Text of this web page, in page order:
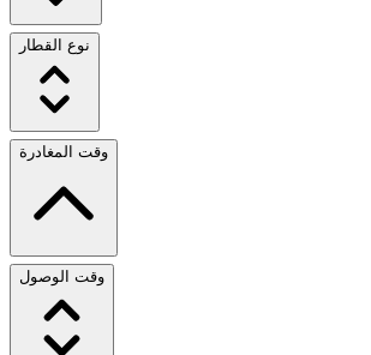
نوع القطار
وقت المغادرة
وقت الوصول